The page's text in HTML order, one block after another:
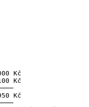
Kč
Kč
Kč